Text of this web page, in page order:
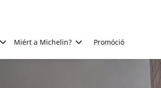
Miért a Michelin? Promóció